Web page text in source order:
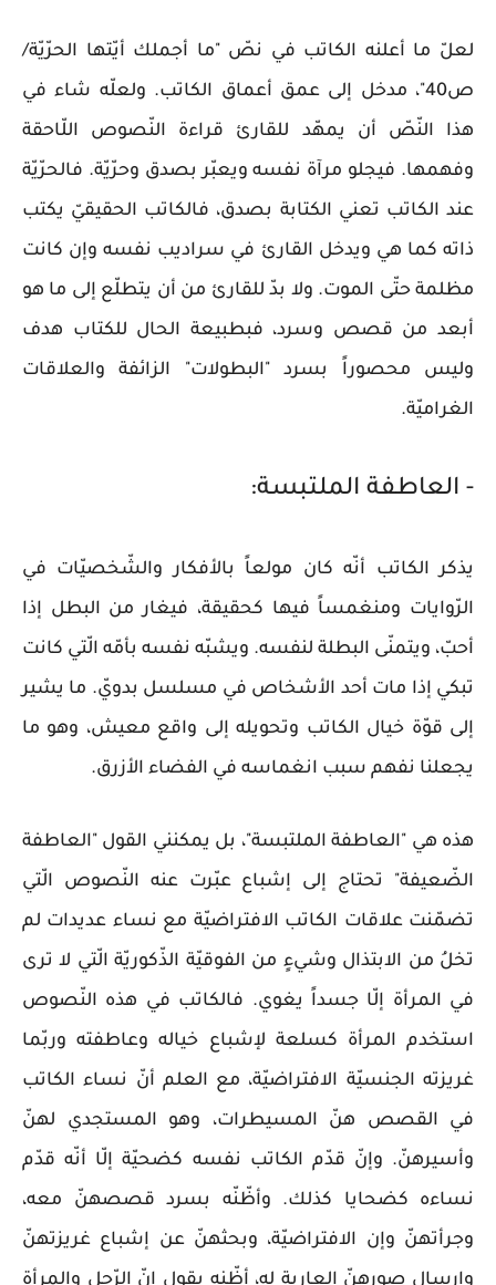
لعلّ ما أعلنه الكاتب في نصّ "ما أجملك أيّتها الحرّيّة/
ص40"، مدخل إلى عمق أعماق الكاتب. ولعلّه شاء في
هذا النّصّ أن يمهّد للقارئ قراءة النّصوص اللّاحقة
وفهمها. فيجلو مرآة نفسه ويعبّر بصدق وحرّيّة. فالحرّيّة
عند الكاتب تعني الكتابة بصدق، فالكاتب الحقيقيّ يكتب
ذاته كما هي ويدخل القارئ في سراديب نفسه وإن كانت
مظلمة حتّى الموت. ولا بدّ للقارئ من أن يتطلّع إلى ما هو
أبعد من قصص وسرد، فبطبيعة الحال للكتاب هدف
وليس محصوراً بسرد "البطولات" الزائفة والعلاقات
الغراميّة.
- العاطفة الملتبسة:
يذكر الكاتب أنّه كان مولعاً بالأفكار والشّخصيّات في
الرّوايات ومنغمساً فيها كحقيقة، فيغار من البطل إذا
أحبّ، ويتمنّى البطلة لنفسه. ويشبّه نفسه بأمّه الّتي كانت
تبكي إذا مات أحد الأشخاص في مسلسل بدويّ. ما يشير
إلى قوّة خيال الكاتب وتحويله إلى واقع معيش، وهو ما
يجعلنا نفهم سبب انغماسه في الفضاء الأزرق.
هذه هي "العاطفة الملتبسة"، بل يمكنني القول "العاطفة
الضّعيفة" تحتاج إلى إشباع عبّرت عنه النّصوص الّتي
تضمّنت علاقات الكاتب الافتراضيّة مع نساء عديدات لم
تخلُ من الابتذال وشيءٍ من الفوقيّة الذّكوريّة الّتي لا ترى
في المرأة إلّا جسداً يغوي. فالكاتب في هذه النّصوص
استخدم المرأة كسلعة لإشباع خياله وعاطفته وربّما
غريزته الجنسيّة الافتراضيّة، مع العلم أنّ نساء الكاتب
في القصص هنّ المسيطرات، وهو المستجدي لهنّ
وأسيرهنّ. وإنّ قدّم الكاتب نفسه كضحيّة إلّا أنّه قدّم
نساءه كضحايا كذلك. وأظّنّه بسرد قصصهنّ معه،
وجرأتهنّ وإن الافتراضيّة، وبحثهنّ عن إشباع غريزتهنّ
وإرسال صورهنّ العارية له، أظّنه يقول إنّ الرّجل والمرأة